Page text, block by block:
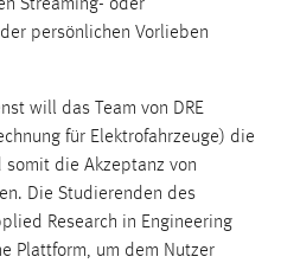
Streaming- oder
persönlichen Vorlieben
will das Team von DRE
für Elektrofahrzeuge) die
die Akzeptanz von
Die Studierenden des
Research in Engineering
Plattform, um dem Nutzer
um sich an der Website